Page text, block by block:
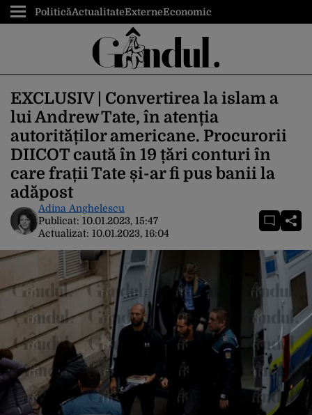
PoliticăActualitateExterneEconomic
EXCLUSIV | Convertirea la islam a
lui Andrew Tate, în atenția
autorităților americane. Procurorii
DIICOT caută în 19 țări conturi în
care frații Tate și-ar fi pus banii la
adăpost
Adina Anghelescu
Publicat: 10.01.2023, 15:47
Actualizat: 10.01.2023, 16:04